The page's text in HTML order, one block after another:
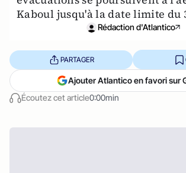
Kaboul jusqu'à la date limite du
Rédaction d'Atlantico
Écoutez cet article0:00min
PARTAGER
Ajouter Atlantico en favori sur